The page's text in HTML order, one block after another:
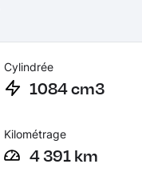
Cylindrée
1084 cm3
Kilométrage
4 391 km